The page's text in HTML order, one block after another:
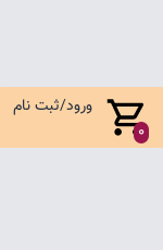
0
ورود/ثبت نام